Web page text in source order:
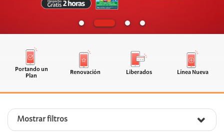
Portando un
Plan
Renovación Liberados Línea Nueva
Mostrar filtros